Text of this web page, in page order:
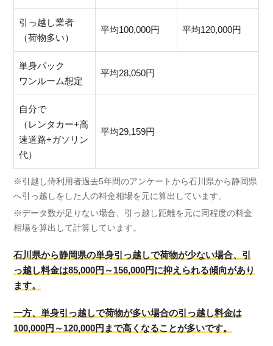
引っ越し業者
（荷物多い）
平均100,000円 平均120,000円
単身パック
ワンルーム想定
平均28,050円
自分で
（レンタカー+高
速道路+ガソリン
代）
平均29,159円
※引越し侍利用者過去5年間のアンケートから石川県から静岡県
へ引っ越しをした人の料金相場を元に算出しています。
※データ数が足りない場合、引っ越し距離を元に同程度の料金
相場を算出して計算しています。
石川県から静岡県の単身引っ越しで荷物が少ない場合、引
っ越し料金は85,000円～156,000円に抑えられる傾向があり
ます。
一方、単身引っ越しで荷物が多い場合の引っ越し料金は
100,000円～120,000円まで高くなることが多いです。